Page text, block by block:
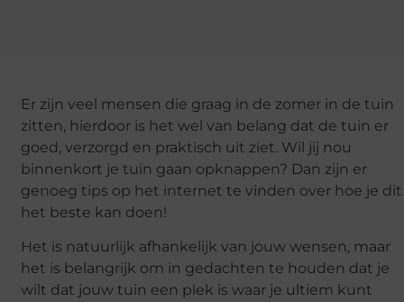
Er zijn veel mensen die graag in de zomer in de tuin
zitten, hierdoor is het wel van belang dat de tuin er
goed, verzorgd en praktisch uit ziet. Wil jij nou
binnenkort je tuin gaan opknappen? Dan zijn er
genoeg tips op het internet te vinden over hoe je dit
het beste kan doen!
Het is natuurlijk afhankelijk van jouw wensen, maar
het is belangrijk om in gedachten te houden dat je
wilt dat jouw tuin een plek is waar je ultiem kunt